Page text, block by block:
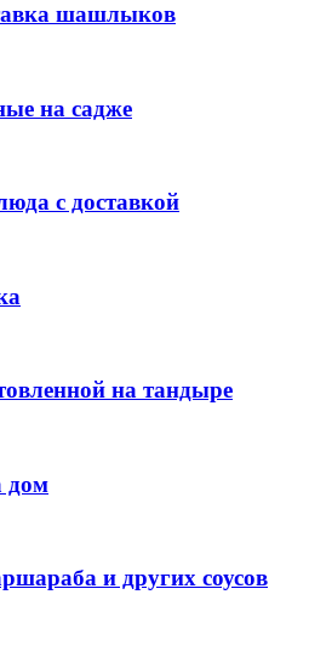
шашлыков
на садже
с доставкой
на тандыре
дом
и других соусов